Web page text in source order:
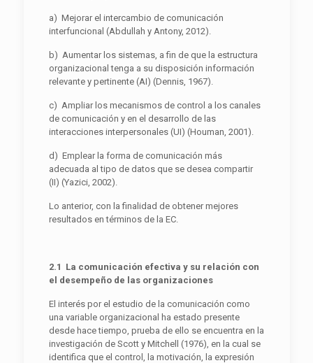
a) Mejorar el intercambio de comunicación
interfuncional (Abdullah y Antony, 2012).
b) Aumentar los sistemas, a fin de que la estructura
organizacional tenga a su disposición información
relevante y pertinente (AI) (Dennis, 1967).
c) Ampliar los mecanismos de control a los canales
de comunicación y en el desarrollo de las
interacciones interpersonales (UI) (Houman, 2001).
d) Emplear la forma de comunicación más
adecuada al tipo de datos que se desea compartir
(II) (Yazici, 2002).
Lo anterior, con la finalidad de obtener mejores
resultados en términos de la EC.
2.1 La comunicación efectiva y su relación con
el desempeño de las organizaciones
El interés por el estudio de la comunicación como
una variable organizacional ha estado presente
desde hace tiempo, prueba de ello se encuentra en la
investigación de Scott y Mitchell (1976), en la cual se
identifica que el control, la motivación, la expresión